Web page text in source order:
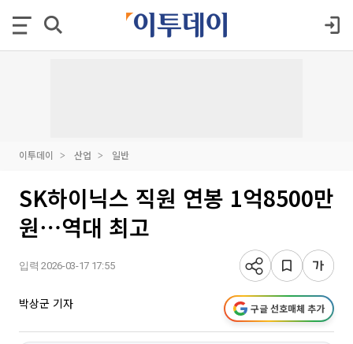
이투데이 산업 일반
SK하이닉스 직원 연봉 1억8500만
원⋯역대 최고
입력 2026-03-17 17:55
박상군 기자 구글 선호매체 추가